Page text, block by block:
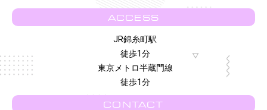
ACCESS
JR錦糸町駅
徒歩1分
東京メトロ半蔵門線
徒歩1分
CONTACT